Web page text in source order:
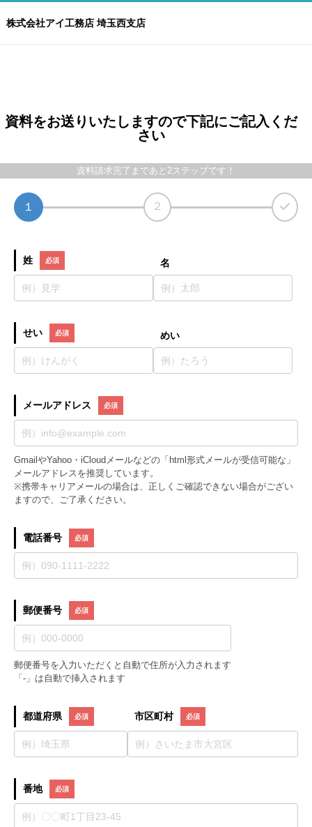
株式会社アイ工務店 埼玉西支店
資料をお送りいたしますので下記にご記入くだ
さい
資料請求完了まであと2ステップです！
１ ２
姓 名
せい めい
メールアドレス
GmailやYahoo・iCloudメールなどの「html形式メールが受信可能な」
メールアドレスを推奨しています。
※携帯キャリアメールの場合は、正しくご確認できない場合がござい
ますので、ご了承ください。
電話番号
郵便番号
郵便番号を入力いただくと自動で住所が入力されます
「-」は自動で挿入されます
都道府県 市区町村
番地